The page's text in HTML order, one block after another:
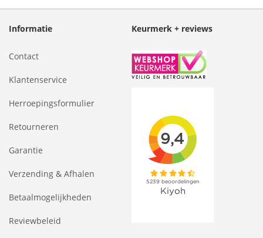
Informatie
Contact
Klantenservice
Herroepingsformulier
Retourneren
Garantie
Verzending & Afhalen
Betaalmogelijkheden
Reviewbeleid
Keurmerk + reviews